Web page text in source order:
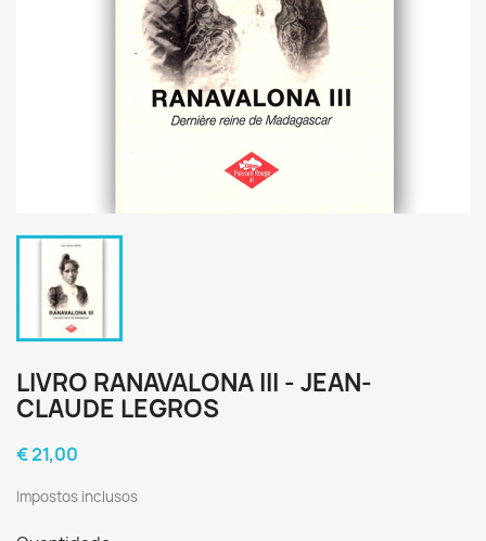
LIVRO RANAVALONA III - JEAN-
CLAUDE LEGROS
€ 21,00
Impostos inclusos